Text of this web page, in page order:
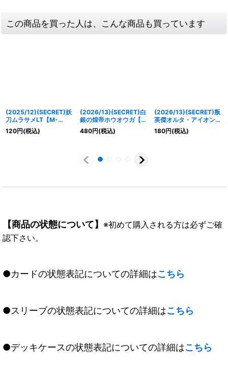
この商品を買った人は、こんな商品も買っています
(2025/12)(SECRET)妖
刀ムラサメLT【M-
SEC】{BSC48-032}
《紫》
120円(税込)
(2026/13)(SECRET)白
銀の煌帝ホウオウガ【X-
SEC】{BS76-X09}
《白》
480円(税込)
(2026/13)(SECRET)叛
英傑オルタ・アイオン
【M-SEC】{BS76-
057}《青》
180円(税込)
【商品の状態について】 ※初めて購入される方は必ずご確
認下さい。
●カードの状態表記についての詳細はこちら
●スリーブの状態表記についての詳細はこちら
●デッキケースの状態表記についての詳細はこちら